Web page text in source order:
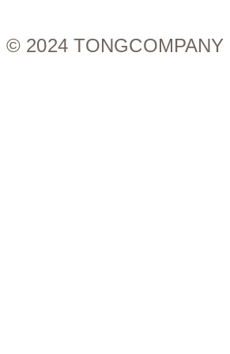
© 2024